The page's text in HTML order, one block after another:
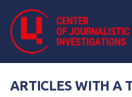
ARTICLES WITH A